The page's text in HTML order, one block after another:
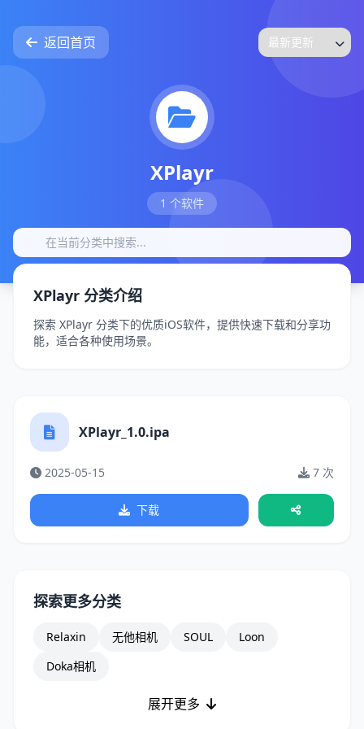
返回首页
XPlayr
1 个软件
XPlayr 分类介绍
探索 XPlayr 分类下的优质iOS软件，提供快速下载和分享功
能，适合各种使用场景。
XPlayr_1.0.ipa
2025-05-15 7 次
下载
探索更多分类
Relaxin 无他相机 SOUL
Loon
Doka相机
展开更多